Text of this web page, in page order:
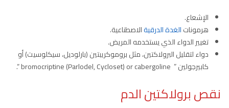
الإشعاع.
هرموناتالغدة الدرقيةالاصطناعية.
تغيير الدواء الذي يستخدمه المريض.
دواء لتقليل البرولاكتين، مثل بروموكريبتين (بارلوديل، سيكلوسيت) أو
كابيرجولين ” bromocriptine (Parlodel, Cycloset) or cabergoline “.
نقص برولاكتين الدم